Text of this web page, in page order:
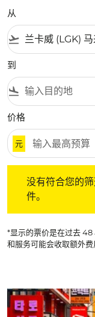
从
flight_takeoff
到
flight_land
价格
元
没有符合您的
件。
*显示的票价是在过去 48
和服务可能会收取额外费